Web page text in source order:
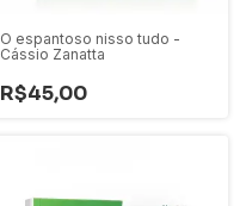
O espantoso nisso tudo -
Cássio Zanatta
R$45,00